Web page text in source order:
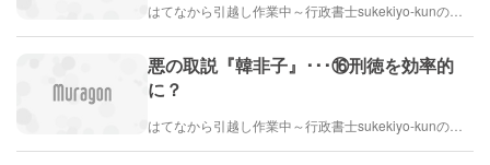
悪の取説『韓非子』･･･⑯刑徳を効率的
に？